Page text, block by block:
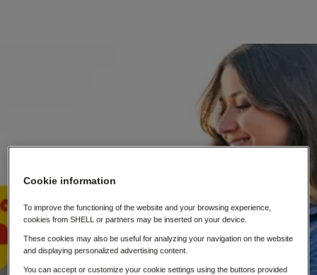
Cookie information
To improve the functioning of the website and your browsing experience,
cookies from SHELL or partners may be inserted on your device.
These cookies may also be useful for analyzing your navigation on the website
and displaying personalized advertising content.
You can accept or customize your cookie settings using the buttons provided